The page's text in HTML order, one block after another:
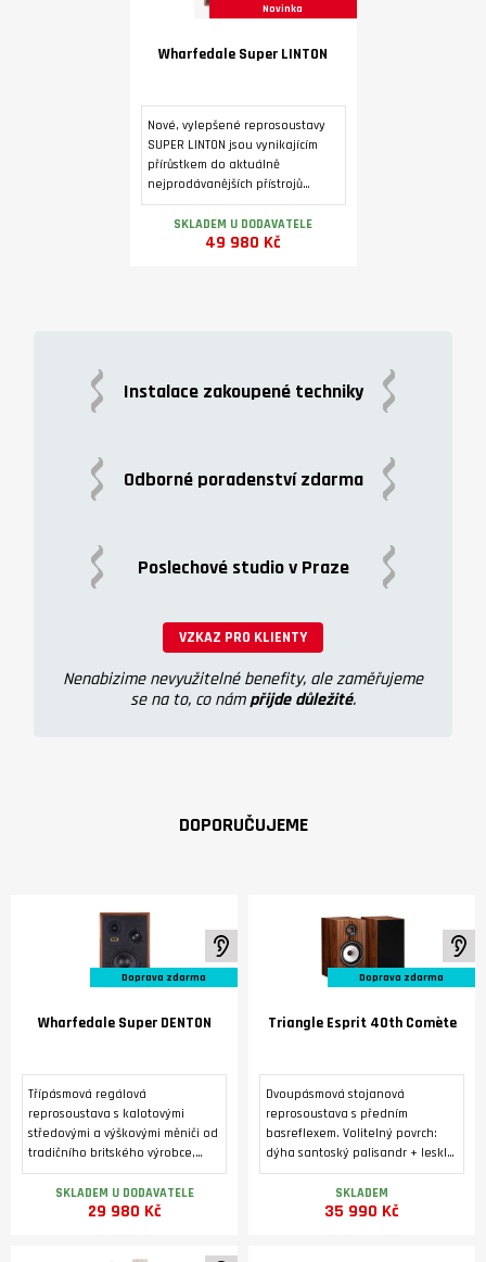
Novinka
Wharfedale Super LINTON
Nové, vylepšené reprosoustavy
SUPER LINTON jsou vynikajícím
přírůstkem do aktuálně
nejprodávanějších přístrojů
Heritage. Povrchová úprava je
dýhou ve třech barevných
variantách.
SKLADEM U DODAVATELE
49 980 Kč
Instalace zakoupené techniky
Odborné poradenství zdarma
Poslechové studio v Praze
VZKAZ PRO KLIENTY
Nenabizime nevyužitelné benefity, ale zaměřujeme
se na to, co námpřijde důležité.
DOPORUČUJEME
K poslechu ve studiu
Doprava zdarma
Wharfedale Super DENTON
Třípásmová regálová
reprosoustava s kalotovými
středovými a výškovými měniči od
tradičního britského výrobce,
vyráběná ve třech barevných
variantách. Luxusní úprava s
pravou dýhou.
SKLADEM U DODAVATELE
29 980 Kč
Doprava zdarma
Triangle Esprit 40th Comète
Dvoupásmová stojanová
reprosoustava s předním
basreflexem. Volitelný povrch:
dýha santoský palisandr + lesklý
lak, nebo zlatý dub. Výškový
reproduktor 25 mm s kompozitní
hořčíkovou kalotou. Basový
SKLADEM
35 990 Kč